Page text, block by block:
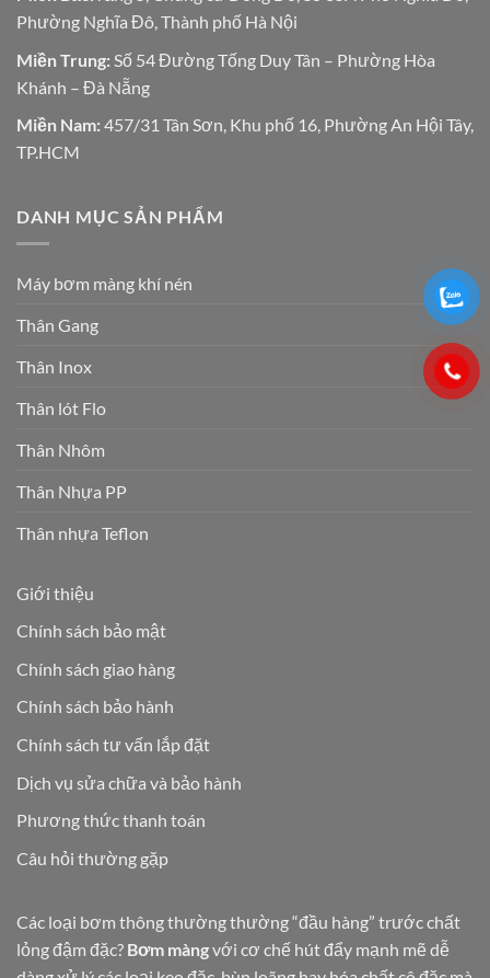
Phường Nghĩa Đô, Thành phố Hà Nội
Miền Trung: Số 54 Đường Tống Duy Tân – Phường Hòa
Khánh – Đà Nẵng
Miền Nam: 457/31 Tân Sơn, Khu phố 16, Phường An Hội Tây,
TP.HCM
DANH MỤC SẢN PHẨM
Máy bơm màng khí nén
Thân Gang
Thân Inox
Thân lót Flo
Thân Nhôm
Thân Nhựa PP
Thân nhựa Teflon
Giới thiệu
Chính sách bảo mật
Chính sách giao hàng
Chính sách bảo hành
Chính sách tư vấn lắp đặt
Dịch vụ sửa chữa và bảo hành
Phương thức thanh toán
Câu hỏi thường gặp
Các loại bơm thông thường thường “đầu hàng” trước chất
lỏng đậm đặc? Bơm màngvới cơ chế hút đẩy mạnh mẽ dễ